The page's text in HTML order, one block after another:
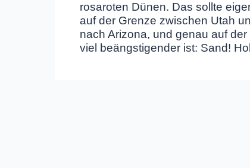
rosaroten Dünen. Das sollte
auf der Grenze zwischen Utah
nach Arizona, und genau auf
viel beängstigender ist: Sand!